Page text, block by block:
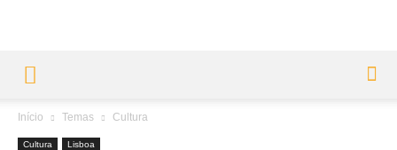
Início Temas Cultura
Cultura Lisboa